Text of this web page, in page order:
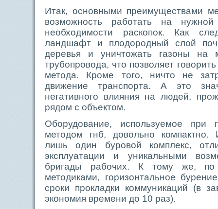
Итак, основными преимуществами
возможность работать на
необходимости раскопок. Как
ландшафт и плодородный слой
деревья и уничтожать газоны на
трубопровода, что позволяет
метода. Кроме того, ничто не
движение транспорта. А это
негативного влияния на людей,
рядом с объектом.
Оборудование, используемое при
методом гнб, довольно компактно.
лишь один буровой комплекс,
эксплуатации и уникальными
бригады рабочих. К тому же, по
методиками, горизонтальное
сроки прокладки коммуникаций (в
экономия времени до 10 раз).